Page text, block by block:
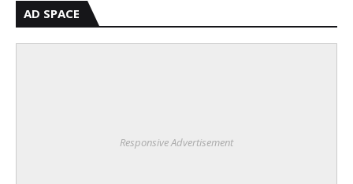
AD SPACE
Responsive Advertisement